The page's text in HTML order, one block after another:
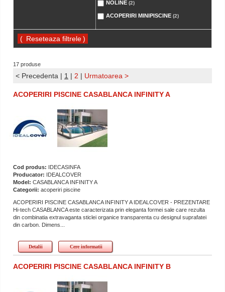
NOLINE (2)
ACOPERIRI MINIPISCINE (2)
( )
17 produse
< Precedenta | 1 | 2 | Urmatoarea >
ACOPERIRI PISCINE CASABLANCA INFINITY A
Cod produs: IDECASINFA
Producator: IDEALCOVER
Model: CASABLANCA INFINITY A
Categorii: acoperiri piscine
ACOPERIRI PISCINE CASABLANCA INFINITY A IDEALCOVER - PREZENTARE
Hi-tech CASABLANCA este caracterizata prin eleganta formei sale care rezulta
din combinatia extravaganta sticlei organice transparenta cu designul suprafatei
din carbon. Dimens...
Detalii Cere informatii
ACOPERIRI PISCINE CASABLANCA INFINITY B